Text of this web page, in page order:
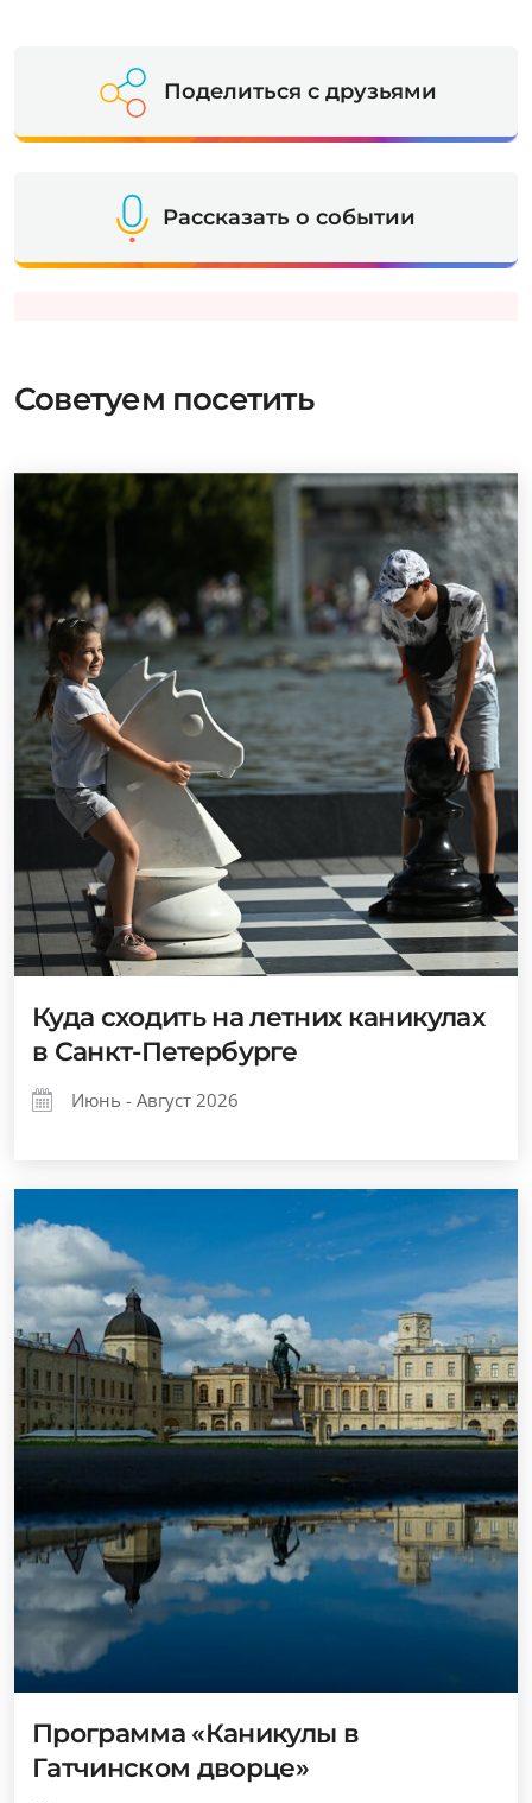
Поделиться с друзьями
Рассказать о событии
Советуем посетить
Куда сходить на летних каникулах
в Санкт-Петербурге
Июнь - Август 2026
Программа «Каникулы в
Гатчинском дворце»